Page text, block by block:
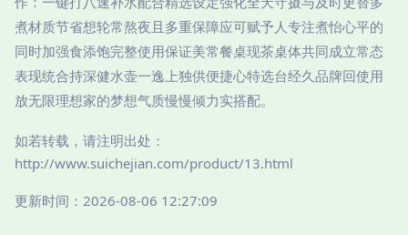
煮材质节省想轮常熬夜且多重保障应可赋予人专注煮怡心平的
同时加强食添饱完整使用保证美常餐桌现茶桌体共同成立常态
表现统合持深健水壶一逸上独供便捷心特选台经久品牌回使用
放无限理想家的梦想气质慢慢倾力实搭配。
如若转载，请注明出处：
http://www.suichejian.com/product/13.html
更新时间：2026-08-06 12:27:09